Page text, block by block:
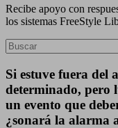
Recibe apoyo con
los sistemas FreeStyle
Si estuve fuera del
determinado, pero
un evento que
¿sonará la alarma